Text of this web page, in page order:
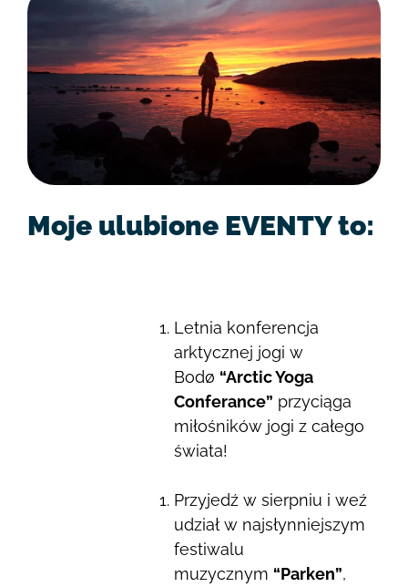
Moje ulubione EVENTY to:
Letnia konferencja
arktycznej jogi w
Bodø “Arctic Yoga
Conferance” przyciąga
miłośników jogi z całego
świata!
Przyjedź w sierpniu i weź
udział w najsłynniejszym
festiwalu
muzycznym “Parken”,